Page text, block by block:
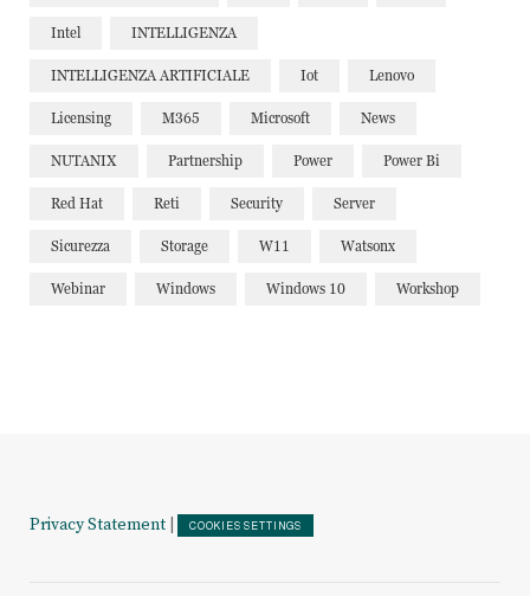
Intel INTELLIGENZA
INTELLIGENZA ARTIFICIALE Iot Lenovo
Licensing M365 Microsoft News
NUTANIX Partnership Power Power Bi
Red Hat Reti Security Server
Sicurezza Storage W11 Watsonx
Webinar Windows Windows 10 Workshop
Privacy Statement COOKIES SETTINGS